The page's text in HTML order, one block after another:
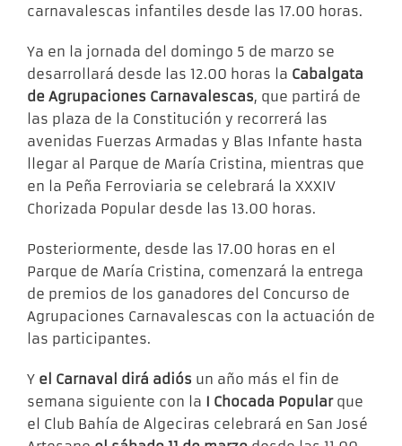
carnavalescas infantiles desde las 17.00 horas.
Ya en la jornada del domingo 5 de marzo se
desarrollará desde las 12.00 horas la Cabalgata
de Agrupaciones Carnavalescas, que partirá de
las plaza de la Constitución y recorrerá las
avenidas Fuerzas Armadas y Blas Infante hasta
llegar al Parque de María Cristina, mientras que
en la Peña Ferroviaria se celebrará la XXXIV
Chorizada Popular desde las 13.00 horas.
Posteriormente, desde las 17.00 horas en el
Parque de María Cristina, comenzará la entrega
de premios de los ganadores del Concurso de
Agrupaciones Carnavalescas con la actuación de
las participantes.
Y el Carnaval dirá adiós un año más el fin de
semana siguiente con la I Chocada Popularque
el Club Bahía de Algeciras celebrará en San José